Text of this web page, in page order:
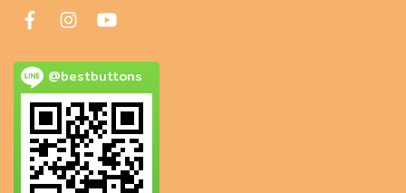
@bestbuttons